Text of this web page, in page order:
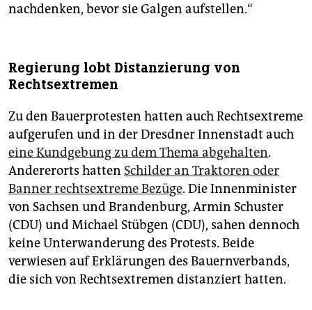
nachdenken, bevor sie Galgen aufstellen.“
Regierung lobt Distanzierung von
Rechtsextremen
Zu den Bauerprotesten hatten auch Rechtsextreme
aufgerufen und in der Dresdner Innenstadt auch
eine Kundgebung zu dem Thema abgehalten.
Andererorts hatten Schilder an Traktoren oder
Banner rechtsextreme Bezüge. Die Innenminister
von Sachsen und Brandenburg, Armin Schuster
(CDU) und Michael Stübgen (CDU), sahen dennoch
keine Unterwanderung des Protests. Beide
verwiesen auf Erklärungen des Bauernverbands,
die sich von Rechtsextremen distanziert hatten.